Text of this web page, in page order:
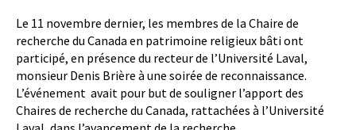
Le 11 novembre dernier, les membres de la Chaire de
recherche du Canada en patrimoine religieux bâti ont
participé, en présence du recteur de l’Université Laval,
monsieur Denis Brière à une soirée de reconnaissance.
L’événement avait pour but de souligner l’apport des
Chaires de recherche du Canada, rattachées à l’Université